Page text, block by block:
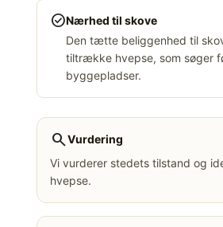
check_circleNærhed til skove
Den tætte beliggenhed til
tiltrække hvepse, som søger
byggepladser.
searchVurdering
Vi vurderer stedets tilstand og
hvepse.